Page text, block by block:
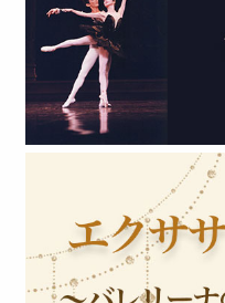
2019年 (1)
2018年 (3)
2017年 (2)
2016年 (3)